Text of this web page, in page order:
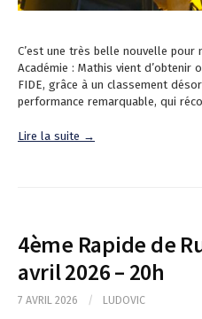
C’est une très belle nouvelle
Académie : Mathis vient
FIDE, grâce à un classement
performance remarquable, qui
Lire la suite →
4ème Rapide de
avril 2026 – 20h
7 AVRIL 2026 / LUDOVIC